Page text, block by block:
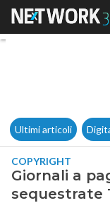
Ultimi articoli
COPYRIGHT
Giornali a
sequestrate